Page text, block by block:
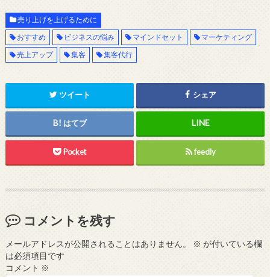
売り上げを上げるために
おすすめ
ビジネスの悩み マインドセット
マーケティング
売上アップ
集客 集客代行
ツイート シェア
はてブ
Pocket feedly
コメントを残す
メールアドレスが公開されることはありません。 ※ が付いている欄
は必須項目です
コメント ※